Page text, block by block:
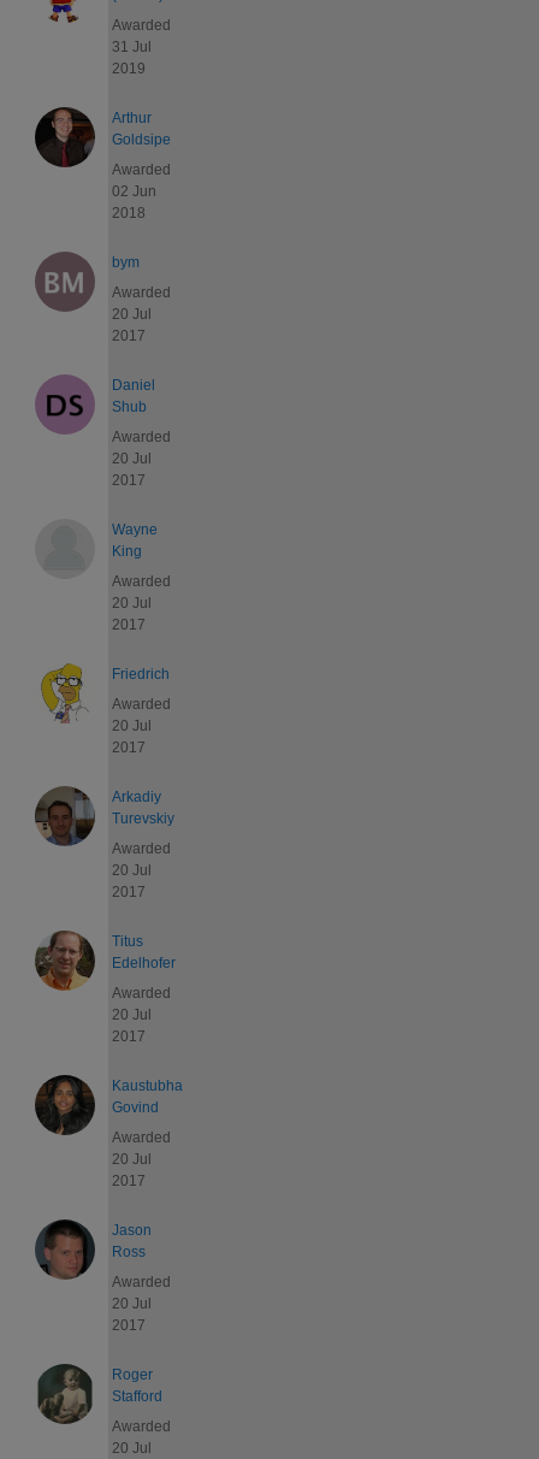
Awarded
31 Jul
2019
Arthur
Goldsipe
Awarded
02 Jun
2018
bym
Awarded
20 Jul
2017
Daniel
Shub
Awarded
20 Jul
2017
Wayne
King
Awarded
20 Jul
2017
Friedrich
Awarded
20 Jul
2017
Arkadiy
Turevskiy
Awarded
20 Jul
2017
Titus
Edelhofer
Awarded
20 Jul
2017
Kaustubha
Govind
Awarded
20 Jul
2017
Jason
Ross
Awarded
20 Jul
2017
Roger
Stafford
Awarded
20 Jul